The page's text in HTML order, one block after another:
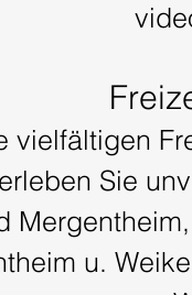
vielfältigen
erleben Sie
u.